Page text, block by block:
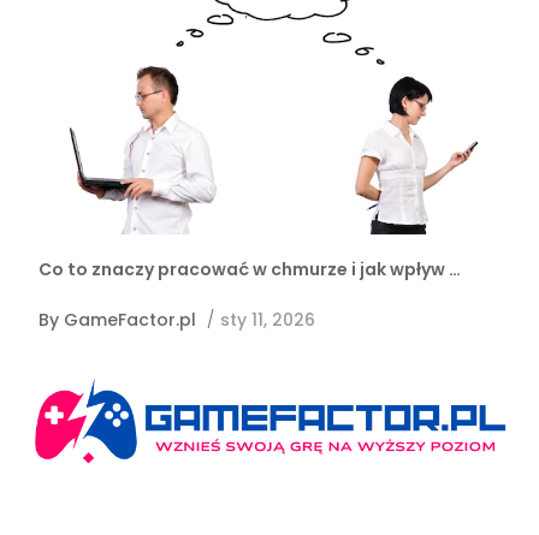
Co to znaczy pracować w chmurze i jak wpływ …
By GameFactor.pl / sty 11, 2026